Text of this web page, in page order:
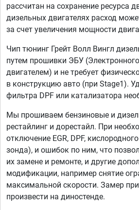
рассчитан на сохранение ресурса
дизельных двигателях расход
за счет увеличения мощности
Чип тюнинг Грейт Волл Вингл
путем прошивки ЭБУ
двигателем) и не требует
в конструкцию авто (при Stage1).
фильтра DPF или катализатора
Мы прошиваем бензиновые и
рестайлинг и дорестайл. При
отключение EGR, DPF,
зонда), и ошибок по ним, что
их замене и ремонте, и другие
модификации, например снятие
максимальной скорости. Замер
произвести на диностенде.